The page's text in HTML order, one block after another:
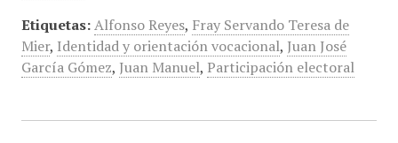
Etiquetas: Alfonso Reyes, Fray Servando Teresa de
Mier, Identidad y orientación vocacional, Juan José
García Gómez, Juan Manuel, Participación electoral